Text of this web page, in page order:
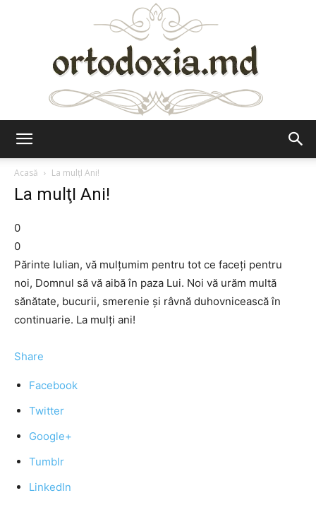
Acasă
La mulţI Ani!
La mulţI Ani!
0
0
Părinte Iulian, vă mulţumim pentru tot ce faceţi pentru
noi, Domnul să vă aibă în paza Lui. Noi vă urăm multă
sănătate, bucurii, smerenie şi râvnă duhovnicească în
continuarie. La mulţi ani!
Share
Facebook
Twitter
Google+
Tumblr
LinkedIn